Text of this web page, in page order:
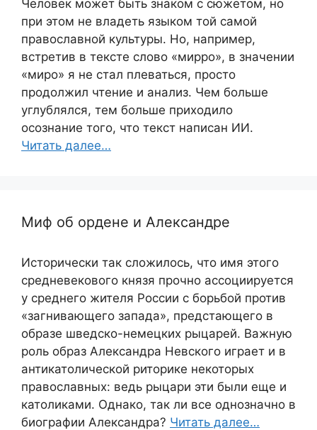
Человек может быть знаком с сюжетом, но
при этом не владеть языком той самой
православной культуры. Но, например,
встретив в тексте слово «мирро», в значении
«миро» я не стал плеваться, просто
продолжил чтение и анализ. Чем больше
углублялся, тем больше приходило
осознание того, что текст написан ИИ.
Читать далее…
Миф об ордене и Александре
Исторически так сложилось, что имя этого
средневекового князя прочно ассоциируется
у среднего жителя России с борьбой против
«загнивающего запада», предстающего в
образе шведско-немецких рыцарей. Важную
роль образ Александра Невского играет и в
антикатолической риторике некоторых
православных: ведь рыцари эти были еще и
католиками. Однако, так ли все однозначно в
биографии Александра? Читать далее…